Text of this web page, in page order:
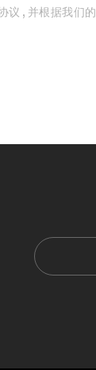
议 , 并根据我们的